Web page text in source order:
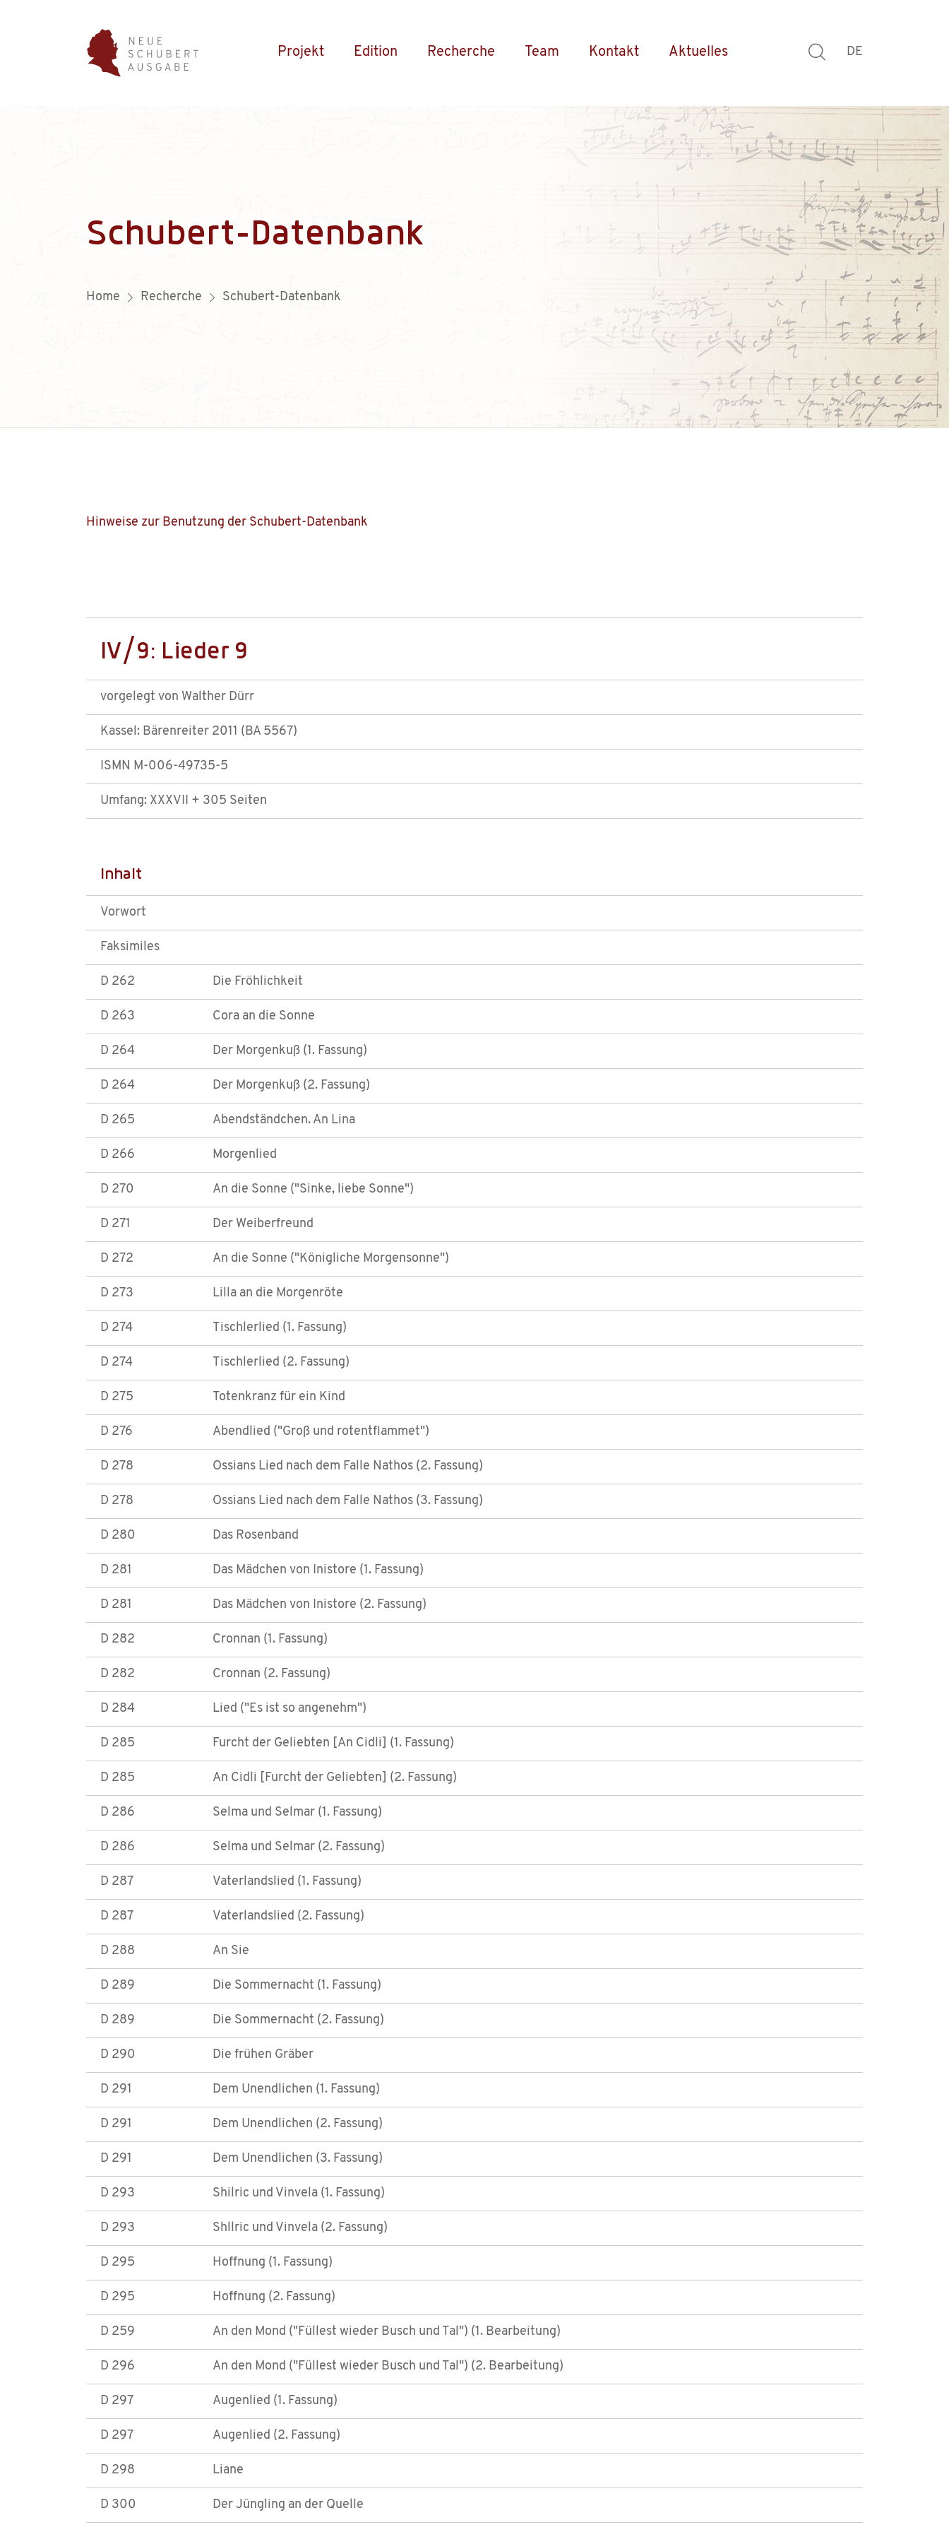
Projekt Edition Recherche Team Kontakt Aktuelles DE
Schubert-Datenbank
Home Recherche Schubert-Datenbank
Hinweise zur Benutzung der Schubert-Datenbank
IV/9: Lieder 9
vorgelegt von Walther Dürr
Kassel: Bärenreiter 2011 (BA 5567)
ISMN M-006-49735-5
Umfang: XXXVII + 305 Seiten
Inhalt
Vorwort
Faksimiles
D 262 Die Fröhlichkeit
D 263 Cora an die Sonne
D 264 Der Morgenkuß (1. Fassung)
D 264 Der Morgenkuß (2. Fassung)
D 265 Abendständchen. An Lina
D 266 Morgenlied
D 270 An die Sonne ("Sinke, liebe Sonne")
D 271 Der Weiberfreund
D 272 An die Sonne ("Königliche Morgensonne")
D 273 Lilla an die Morgenröte
D 274 Tischlerlied (1. Fassung)
D 274 Tischlerlied (2. Fassung)
D 275 Totenkranz für ein Kind
D 276 Abendlied ("Groß und rotentflammet")
D 278 Ossians Lied nach dem Falle Nathos (2. Fassung)
D 278 Ossians Lied nach dem Falle Nathos (3. Fassung)
D 280 Das Rosenband
D 281 Das Mädchen von Inistore (1. Fassung)
D 281 Das Mädchen von Inistore (2. Fassung)
D 282 Cronnan (1. Fassung)
D 282 Cronnan (2. Fassung)
D 284 Lied ("Es ist so angenehm")
D 285 Furcht der Geliebten [An Cidli] (1. Fassung)
D 285 An Cidli [Furcht der Geliebten] (2. Fassung)
D 286 Selma und Selmar (1. Fassung)
D 286 Selma und Selmar (2. Fassung)
D 287 Vaterlandslied (1. Fassung)
D 287 Vaterlandslied (2. Fassung)
D 288 An Sie
D 289 Die Sommernacht (1. Fassung)
D 289 Die Sommernacht (2. Fassung)
D 290 Die frühen Gräber
D 291 Dem Unendlichen (1. Fassung)
D 291 Dem Unendlichen (2. Fassung)
D 291 Dem Unendlichen (3. Fassung)
D 293 Shilric und Vinvela (1. Fassung)
D 293 Shllric und Vinvela (2. Fassung)
D 295 Hoffnung (1. Fassung)
D 295 Hoffnung (2. Fassung)
D 259 An den Mond ("Füllest wieder Busch und Tal") (1. Bearbeitung)
D 296 An den Mond ("Füllest wieder Busch und Tal") (2. Bearbeitung)
D 297 Augenlied (1. Fassung)
D 297 Augenlied (2. Fassung)
D 298 Liane
D 300 Der Jüngling an der Quelle